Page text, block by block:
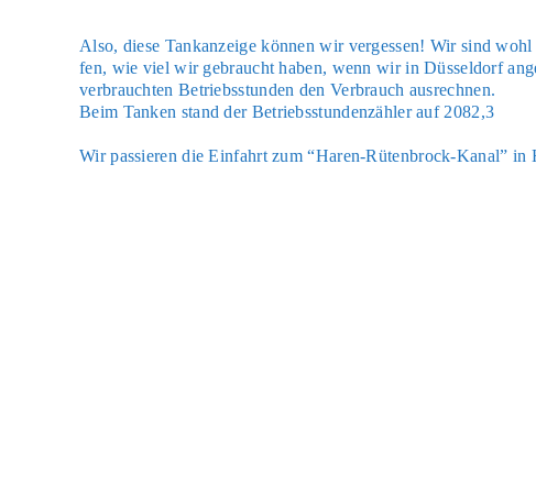
Also, die­se Tank­an­zei­ge kön­nen wir ver­ges­sen! Wir sind
fen, wie viel wir gebraucht haben, wenn wir in Düs­sel­dorf
ver­brauch­ten Betriebs­stun­den den Ver­brauch aus­rech­nen.
Beim Tan­ken stand der Betriebs­stun­den­zäh­ler auf 2082,3
Wir pas­sie­ren die Ein­fahrt zum “Haren-Rüten­b­rock-Kanal” in